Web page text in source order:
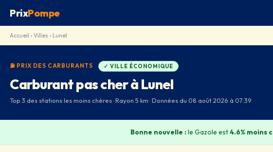
PrixPompe
Accueil › Villes › Lunel
⛽ PRIX DES CARBURANTS ✓ VILLE ÉCONOMIQUE
Carburant pas cher à Lunel
Top 3 des stations les moins chères · Rayon 5 km · Données du 08 août 2026 à 07:39
Bonne nouvelle :le Gazole est4.6% moins